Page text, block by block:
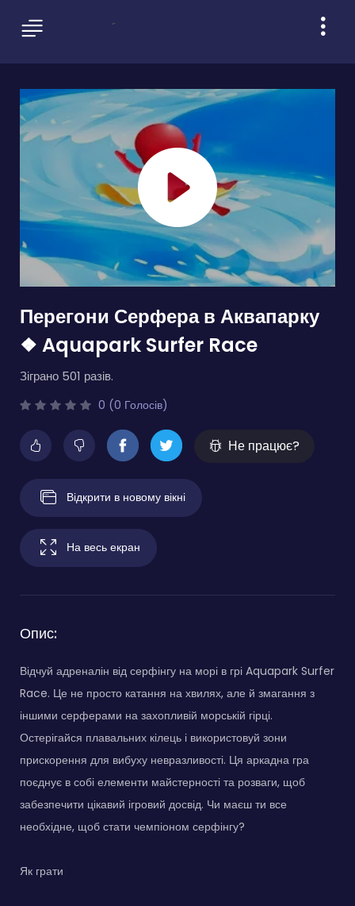
Перегони Серфера в Аквапарку
❖ Aquapark Surfer Race
Зіграно 501 разів.
0 (0 Голосів)
Не працює?
Відкрити в новому вікні
На весь екран
Опис:
Відчуй адреналін від серфінгу на морі в грі Aquapark Surfer
Race. Це не просто катання на хвилях, але й змагання з
іншими серферами на захопливій морській гірці.
Остерігайся плавальних кілець і використовуй зони
прискорення для вибуху невразливості. Ця аркадна гра
поєднує в собі елементи майстерності та розваги, щоб
забезпечити цікавий ігровий досвід. Чи маєш ти все
необхідне, щоб стати чемпіоном серфінгу?
Як грати